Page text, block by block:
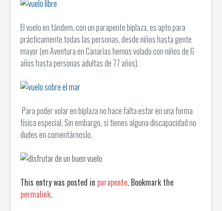
El vuelo en tándem, con un parapente biplaza, es apto para
prácticamente todas las personas, desde niños hasta gente
mayor (en Aventura en Canarias hemos volado con niños de 6
años hasta personas adultas de 77 años).
Para poder volar en biplaza no hace falta estar en una forma
física especial. Sin embargo, si tienes alguna discapacidad no
dudes en comentárnoslo.
This entry was posted in parapente. Bookmark the
permalink.